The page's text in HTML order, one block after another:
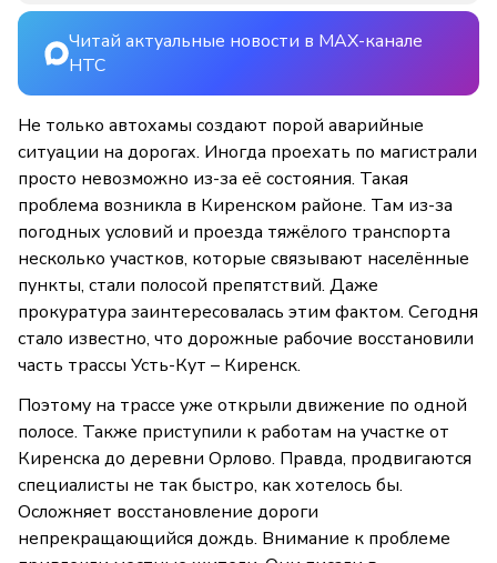
Читай актуальные новости в MAX-канале
НТС
Не только автохамы создают порой аварийные
ситуации на дорогах. Иногда проехать по магистрали
просто невозможно из-за её состояния. Такая
проблема возникла в Киренском районе. Там из-за
погодных условий и проезда тяжёлого транспорта
несколько участков, которые связывают населённые
пункты, стали полосой препятствий. Даже
прокуратура заинтересовалась этим фактом. Сегодня
стало известно, что дорожные рабочие восстановили
часть трассы Усть-Кут – Киренск.
Поэтому на трассе уже открыли движение по одной
полосе. Также приступили к работам на участке от
Киренска до деревни Орлово. Правда, продвигаются
специалисты не так быстро, как хотелось бы.
Осложняет восстановление дороги
непрекращающийся дождь. Внимание к проблеме